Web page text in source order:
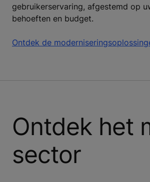
gebruikerservaring, afgestemd op
behoeften en budget.
Ontdek de
Ontdek het
sector